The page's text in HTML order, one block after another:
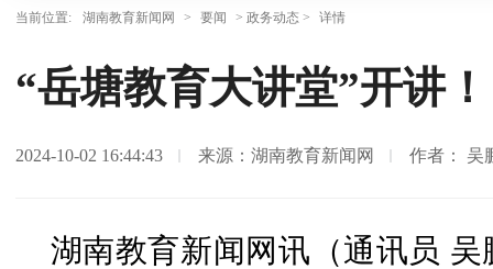
当前位置: 湖南教育新闻网 > 要闻 > 政务动态 > 详情
“岳塘教育大讲堂”开讲！
2024-10-02 16:44:43 来源：​湖南教育新闻网 作者： 吴
湖南教育新闻网讯（通讯员